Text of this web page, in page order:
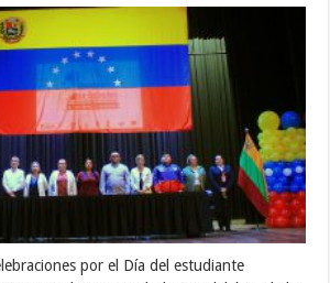
por el Día del estudiante